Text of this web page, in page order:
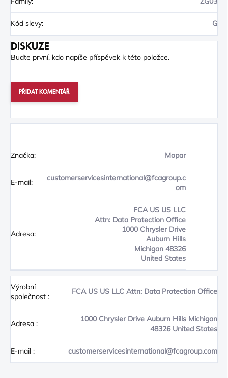
Kód slevy: G
DISKUZE
Buďte první, kdo napíše příspěvek k této položce.
PŘIDAT KOMENTÁŘ
Značka: Mopar
E-mail:
customerservicesinternational@fcagroup.c
om
Adresa:
FCA US US LLC
Attn: Data Protection Office
1000 Chrysler Drive
Auburn Hills
Michigan 48326
United States
Výrobní
společnost :
FCA US US LLC Attn: Data Protection Office
Adresa :
1000 Chrysler Drive Auburn Hills Michigan
48326 United States
E-mail : customerservicesinternational@fcagroup.com